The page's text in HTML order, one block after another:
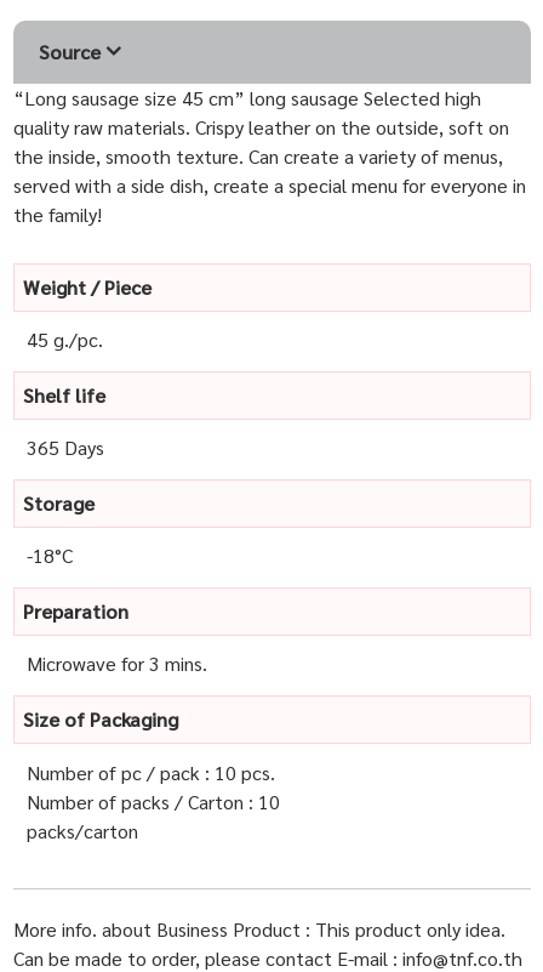
Source
“Long sausage size 45 cm” long sausage Selected high
quality raw materials. Crispy leather on the outside, soft on
the inside, smooth texture. Can create a variety of menus,
served with a side dish, create a special menu for everyone in
the family!
Weight / Piece
45 g./pc.
Shelf life
365 Days
Storage
-18°C
Preparation
Microwave for 3 mins.
Size of Packaging
Number of pc / pack : 10 pcs.
Number of packs / Carton : 10
packs/carton
More info. about Business Product : This product only idea.
Can be made to order, please contact E-mail : info@tnf.co.th